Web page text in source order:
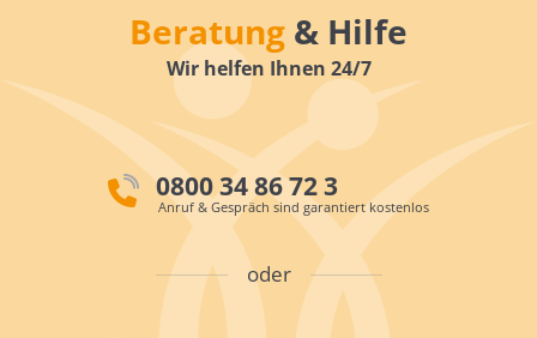
Beratung & Hilfe
Wir helfen Ihnen 24/7
0800 34 86 72 3
Anruf & Gespräch sind garantiert kostenlos
oder